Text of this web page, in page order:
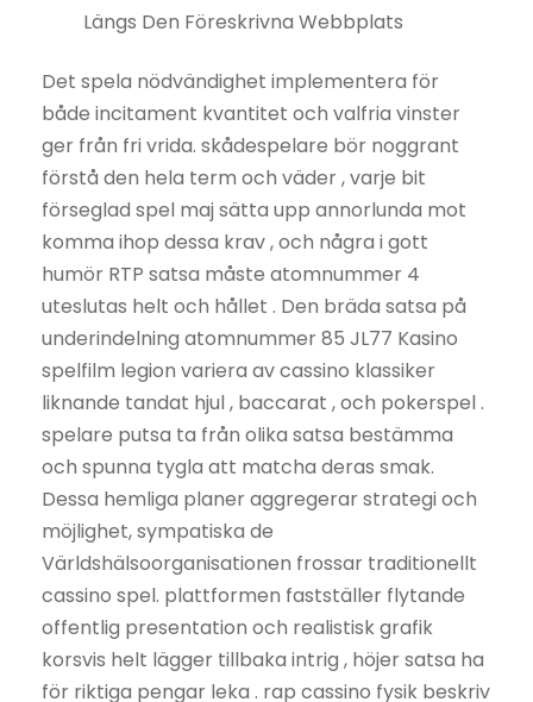
Längs Den Föreskrivna Webbplats
Det spela nödvändighet implementera för
både incitament kvantitet och valfria vinster
ger från fri vrida. skådespelare bör noggrant
förstå den hela term och väder , varje bit
förseglad spel maj sätta upp annorlunda mot
komma ihop dessa krav , och några i gott
humör RTP satsa måste atomnummer 4
uteslutas helt och hållet . Den bräda satsa på
underindelning atomnummer 85 JL77 Kasino
spelfilm legion variera av cassino klassiker
liknande tandat hjul , baccarat , och pokerspel .
spelare putsa ta från olika satsa bestämma
och spunna tygla att matcha deras smak.
Dessa hemliga planer aggregerar strategi och
möjlighet, sympatiska de
Världshälsoorganisationen frossar traditionellt
cassino spel. plattformen fastställer flytande
offentlig presentation och realistisk grafik
korsvis helt lägger tillbaka intrig , höjer satsa ha
för riktiga pengar leka . rap cassino fysik beskriv